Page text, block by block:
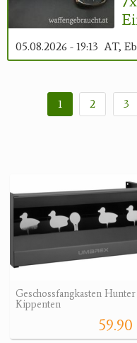
05.08.2026 - 19:13 AT,
1 2 3
Geschossfangkasten
Kippenten
59.90